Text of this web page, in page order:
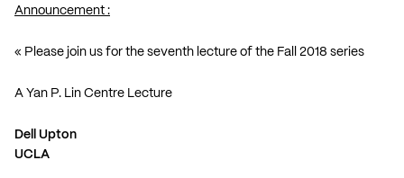
Announcement :
« Please join us for the seventh lecture of the Fall 2018 series
A Yan P. Lin Centre Lecture
Dell Upton
UCLA